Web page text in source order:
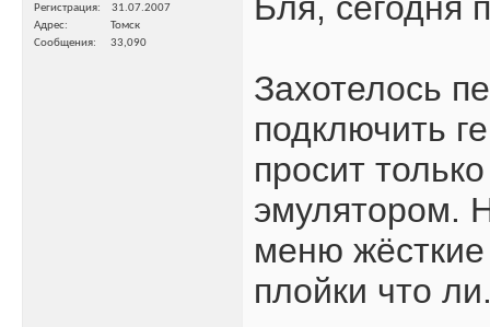
Регистрация
31.07.2007
Адрес
Томск
Сообщения
33,090
Захотелось
подключить
просит
эмулятором.
меню
плойки что